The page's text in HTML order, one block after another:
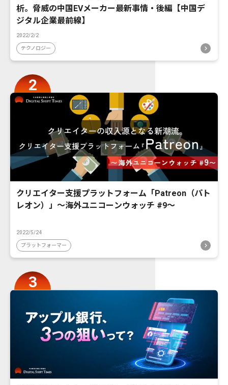
析。脅威の中国EVメーカー最新事情・後編【中国デ
ジタル企業最前線】
2022/2/2
テクノロジー
クリエイター支援プラットフォーム「Patreon（パト
レオン）」〜海外ユニコーンウォッチ #9〜
2022/5/24
プラットフォーマー